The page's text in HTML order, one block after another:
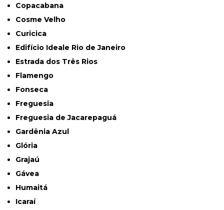
Copacabana
Cosme Velho
Curicica
Edifício Ideale Rio de Janeiro
Estrada dos Três Rios
Flamengo
Fonseca
Freguesia
Freguesia de Jacarepaguá
Gardênia Azul
Glória
Grajaú
Gávea
Humaitá
Icaraí